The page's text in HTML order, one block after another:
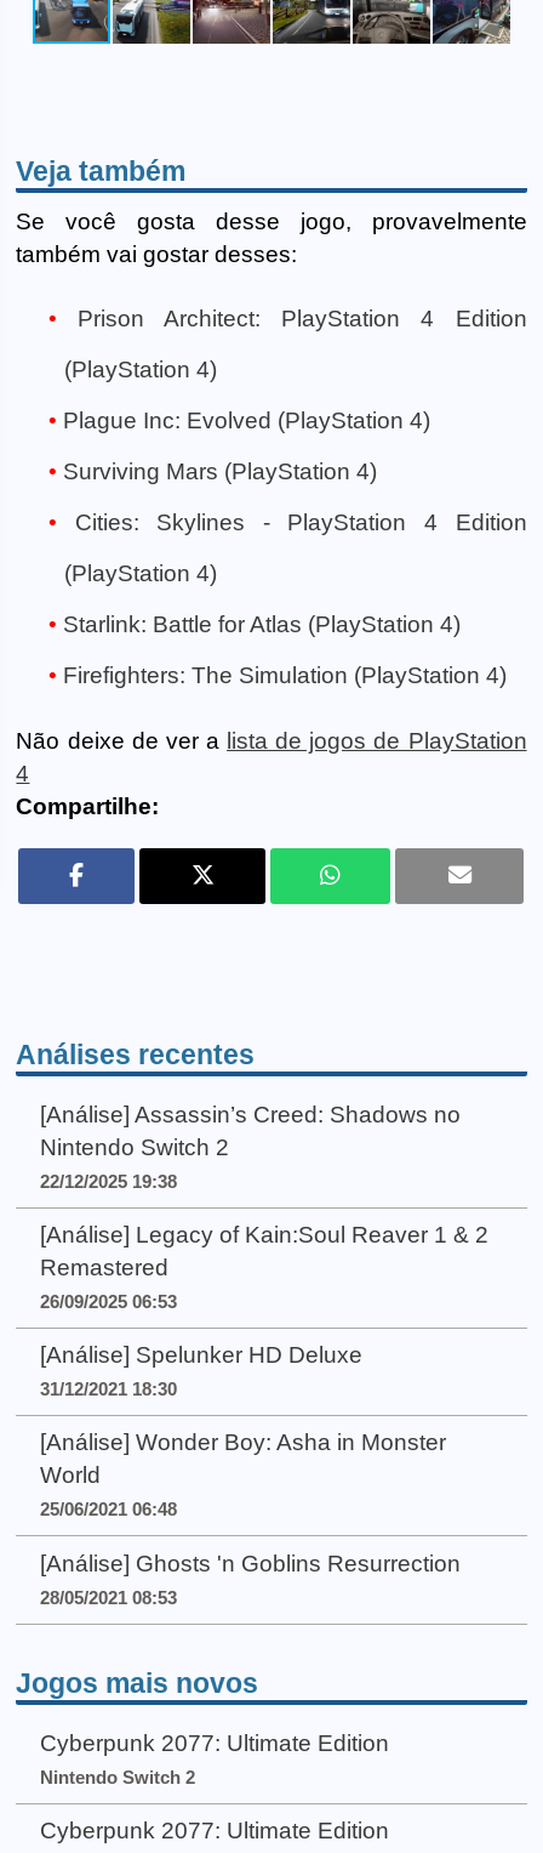
Veja também
Se você gosta desse jogo, provavelmente
também vai gostar desses:
Prison Architect: PlayStation 4 Edition
(PlayStation 4)
Plague Inc: Evolved (PlayStation 4)
Surviving Mars (PlayStation 4)
Cities: Skylines - PlayStation 4 Edition
(PlayStation 4)
Starlink: Battle for Atlas (PlayStation 4)
Firefighters: The Simulation (PlayStation 4)
Não deixe de ver a lista de jogos de PlayStation
4
Compartilhe:
Análises recentes
[Análise] Assassin’s Creed: Shadows no
Nintendo Switch 2
22/12/2025 19:38
[Análise] Legacy of Kain:Soul Reaver 1 & 2
Remastered
26/09/2025 06:53
[Análise] Spelunker HD Deluxe
31/12/2021 18:30
[Análise] Wonder Boy: Asha in Monster
World
25/06/2021 06:48
[Análise] Ghosts 'n Goblins Resurrection
28/05/2021 08:53
Jogos mais novos
Cyberpunk 2077: Ultimate Edition
Nintendo Switch 2
Cyberpunk 2077: Ultimate Edition